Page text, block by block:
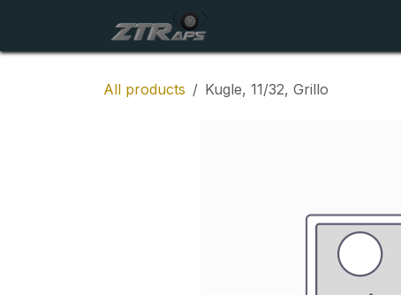
All products Kugle, 11/32, Grillo